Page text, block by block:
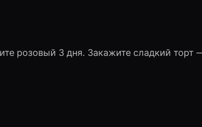
розовый 3 дня. Закажите сладкий торт